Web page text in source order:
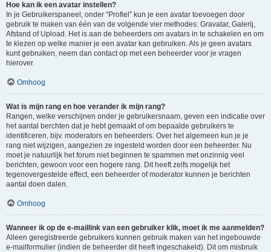
Hoe kan ik een avatar instellen?
In je Gebruikerspaneel, onder “Profiel” kun je een avatar toevoegen door
gebruik te maken van één van de volgende vier methodes: Gravatar, Galerij,
Afstand of Upload. Het is aan de beheerders om avatars in te schakelen en om
te kiezen op welke manier je een avatar kan gebruiken. Als je geen avatars
kunt gebruiken, neem dan contact op met een beheerder voor je vragen
hierover.
Omhoog
Wat is mijn rang en hoe verander ik mijn rang?
Rangen, welke verschijnen onder je gebruikersnaam, geven een indicatie over
het aantal berchten dat je hebt gemaakt of om bepaalde gebruikers te
identificeren, bijv. moderators en beheerders. Over het algemeen kun je je
rang niet wijzigen, aangezien ze ingesteld worden door een beheerder. Nu
moet je natuurlijk het forum niet beginnen te spammen met onzinnig veel
berichten, gewoon voor een hogere rang. Dit heeft zelfs mogelijk het
tegenovergestelde effect, een beheerder of moderator kunnen je berichten
aantal doen dalen.
Omhoog
Wanneer ik op de e-maillink van een gebruiker klik, moet ik me aanmelden?
Alleen geregistreerde gebruikers kunnen gebruik maken van het ingebouwde
e-mailformulier (indien de beheerder dit heeft ingeschakeld). Dit om misbruik